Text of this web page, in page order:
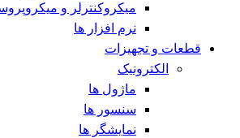
میکروکنترلر و
نرم افزار ها
قطعات و تجهیزات
الکترونیک
ماژول ها
سنسور ها
نمایشگر ها